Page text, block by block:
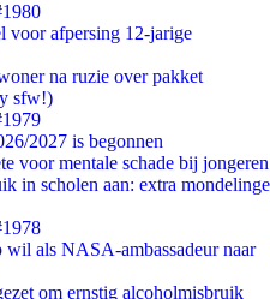
voor afpersing 12-jarige
na ruzie over pakket
sfw!)
2027 is begonnen
voor mentale schade bij jongeren
in scholen aan: extra mondelinge
als NASA-ambassadeur naar
om ernstig alcoholmisbruik